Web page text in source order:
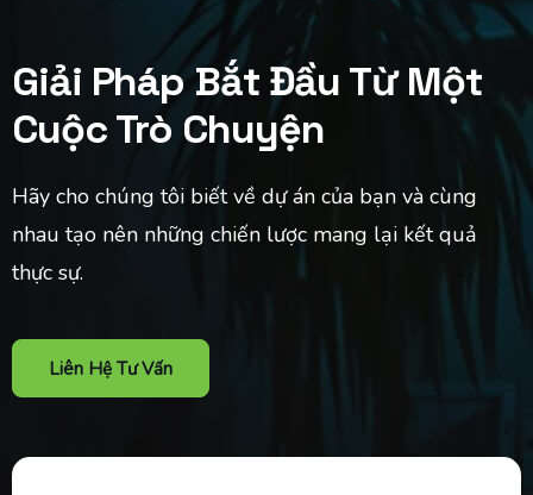
Giải Pháp Bắt Đầu Từ Một
Cuộc Trò Chuyện
Hãy cho chúng tôi biết về dự án của bạn và cùng
nhau tạo nên những chiến lược mang lại kết quả
thực sự.
Liên Hệ Tư Vấn